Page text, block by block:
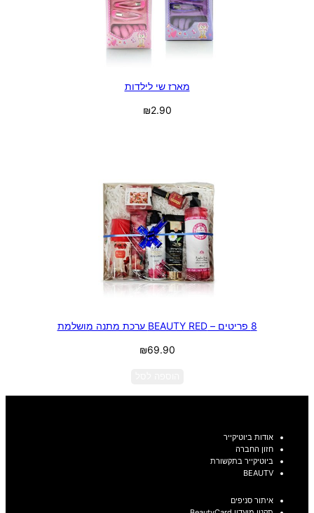
מארז שי לילדות
₪2.90
8 פריטים – BEAUTY RED ערכת מתנה מושלמת
₪69.90
אודות ביוטיקייר
חזון החברה
ביוטיקייר בתקשורת
BEAUTV
איתור סניפים